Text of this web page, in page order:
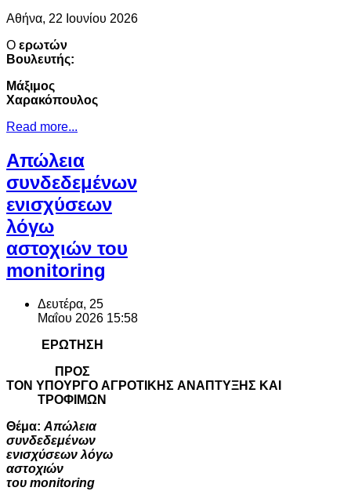
Αθήνα, 22 Ιουνίου 2026
Ο ερωτών
Βουλευτής:
Μάξιμος
Χαρακόπουλος
Read more...
Απώλεια
συνδεδεμένων
ενισχύσεων
λόγω
αστοχιών του
monitoring
Δευτέρα, 25
Μαΐου 2026 15:58
ΕΡΩΤΗΣΗ
ΠΡΟΣ
ΤΟΝ ΥΠΟΥΡΓΟ ΑΓΡΟΤΙΚΗΣ ΑΝΑΠΤΥΞΗΣ ΚΑΙ
ΤΡΟΦΙΜΩΝ
Θέμα: Απώλεια
συνδεδεμένων
ενισχύσεων λόγω
αστοχιών
του monitoring